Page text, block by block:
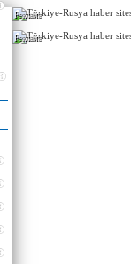
Реклама
Реклама